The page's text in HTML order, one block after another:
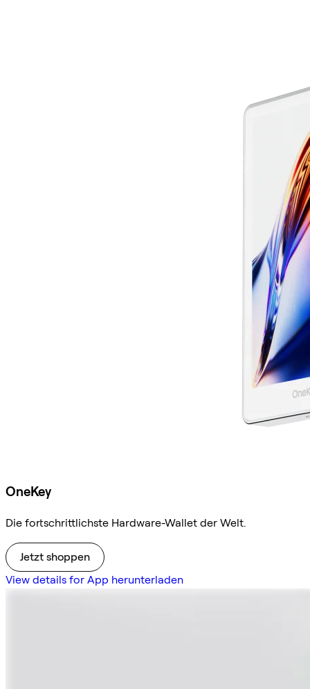
OneKey
Die fortschrittlichste Hardware-Wallet der Welt.
Jetzt shoppen
View details for App herunterladen